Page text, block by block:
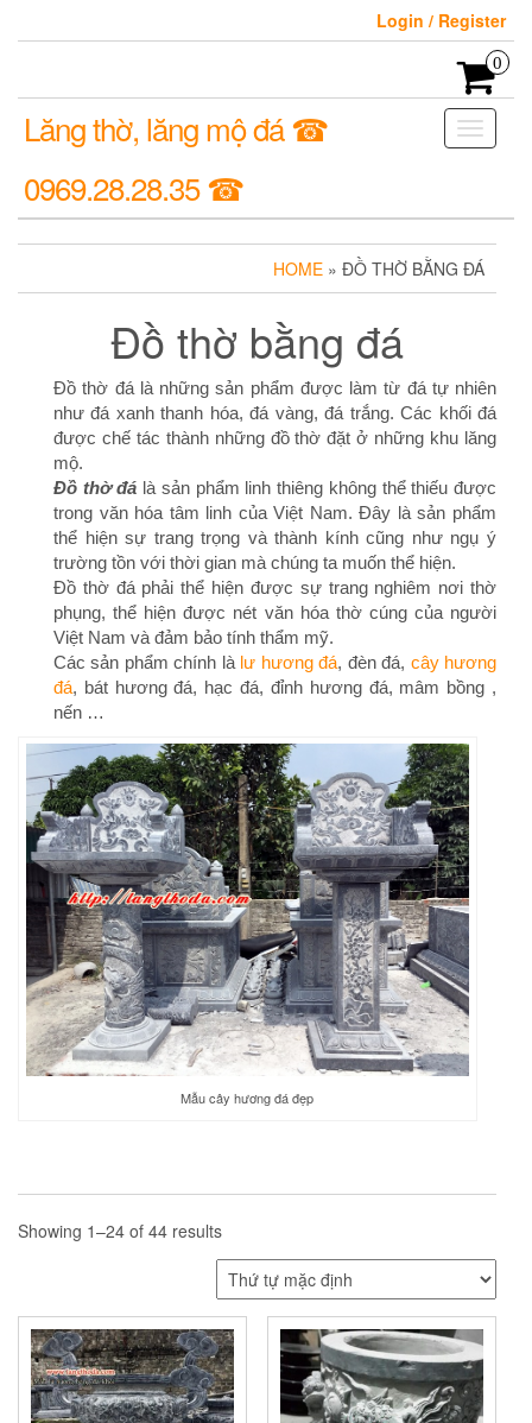
Login / Register
0
Toggle
Lăng thờ, lăng mộ đá ☎
0969.28.28.35 ☎
HOME » ĐỒ THỜ BẰNG ĐÁ
Đồ thờ bằng đá
Đồ thờ đá là những sản phẩm được làm từ đá tự nhiên
như đá xanh thanh hóa, đá vàng, đá trắng. Các khối đá
được chế tác thành những đồ thờ đặt ở những khu lăng
mộ.
Đồ thờ đá là sản phẩm linh thiêng không thể thiếu được
trong văn hóa tâm linh của Việt Nam. Đây là sản phẩm
thể hiện sự trang trọng và thành kính cũng như ngụ ý
trường tồn với thời gian mà chúng ta muốn thể hiện.
Đồ thờ đá phải thể hiện được sự trang nghiêm nơi thờ
phụng, thể hiện được nét văn hóa thờ cúng của người
Việt Nam và đảm bảo tính thẩm mỹ.
Các sản phẩm chính là lư hương đá, đèn đá, cây hương
đá, bát hương đá, hạc đá, đỉnh hương đá, mâm bồng ,
nến …
Mẫu cây hương đá đẹp
Showing 1–24 of 44 results